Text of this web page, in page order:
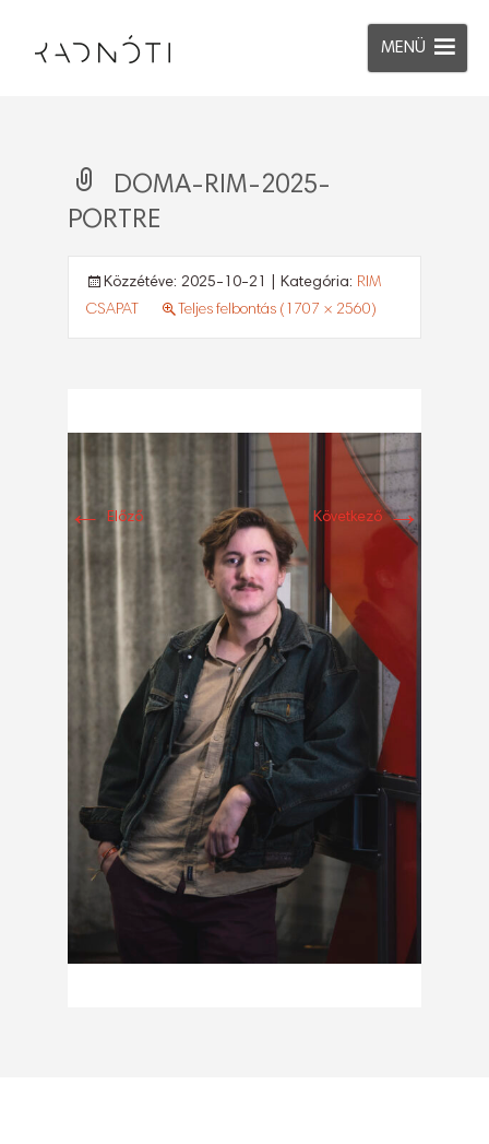
MENÜ
DOMA-RIM-2025-
PORTRE
Közzétéve: 2025-10-21 | Kategória: RIM
CSAPAT
Teljes felbontás (1707 × 2560)
← Előző Következő →